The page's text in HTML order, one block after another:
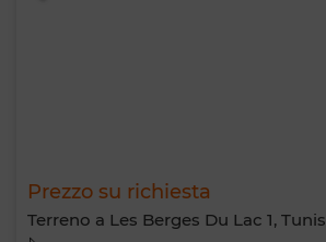
Prezzo su richiesta
Terreno a Les Berges Du Lac 1, Tunis